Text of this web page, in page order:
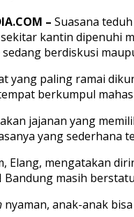
– Suasana
kantin dipenuhi
sedang berdiskusi
yang paling ramai
berkumpul
jajanan yang
yang sederhana
Elang, mengatakan
Bandung masih
nyaman, anak-anak